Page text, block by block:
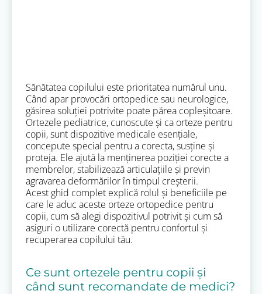
Sănătatea copilului este prioritatea numărul unu.
Când apar provocări ortopedice sau neurologice,
găsirea soluției potrivite poate părea copleșitoare.
Ortezele pediatrice, cunoscute și ca orteze pentru
copii, sunt dispozitive medicale esențiale,
concepute special pentru a corecta, susține și
proteja. Ele ajută la menținerea poziției corecte a
membrelor, stabilizează articulațiile și previn
agravarea deformărilor în timpul creșterii.
Acest ghid complet explică rolul și beneficiile pe
care le aduc aceste orteze ortopedice pentru
copii, cum să alegi dispozitivul potrivit și cum să
asiguri o utilizare corectă pentru confortul și
recuperarea copilului tău.
Ce sunt ortezele pentru copii și
când sunt recomandate de medici?